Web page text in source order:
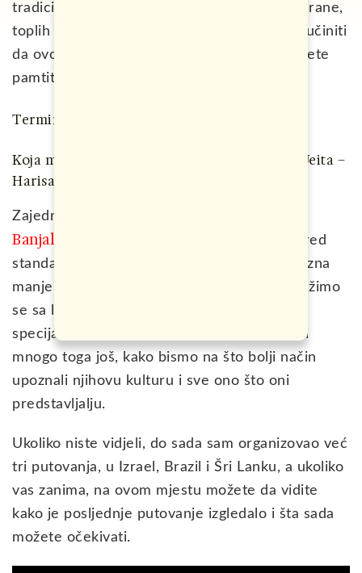
tradicionalnog i modernog. Zemlju ukusne hrane,
toplih ljudi i lokacija koje će sasvim sigurno učiniti
da ovo bude jedno od onih putovanja koje ćete
pamtiti čitav svoj život.
Termin putovanja: 02.10.2023 – 09.10.2023.
Koja mjesta se obilaze: Bejrut – Tir – Sidon – Jeita –
Harisa – Biblos – Baalbek – Anjar – Tripoli
Zajedno sa agencijom
Banjaluke
, kreirali smo turu na način da pored
standardnih turističkih lokacija, obilazimo razna
manje poznata mjesta ove divne zemlje, družimo
se sa lokalcima, degustiramo domaće
specijalitete, vozimo se lokalnim prevozom i
mnogo toga još, kako bismo na što bolji način
upoznali njihovu kulturu i sve ono što oni
predstavljalju.
Ukoliko niste vidjeli, do sada sam organizovao već
tri putovanja, u Izrael, Brazil i Šri Lanku, a ukoliko
vas zanima, na ovom mjestu možete da vidite
kako je posljednje putovanje izgledalo i šta sada
možete očekivati.